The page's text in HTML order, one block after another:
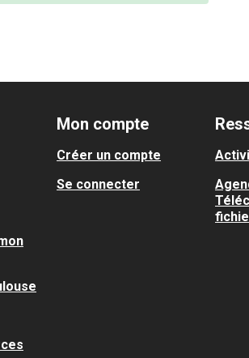
Mon compte
Créer un compte
Se connecter